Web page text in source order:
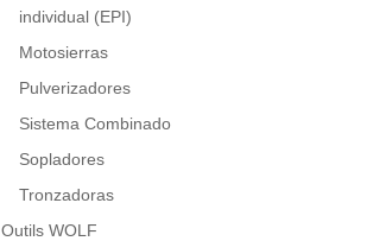
individual (EPI)
Motosierras
Pulverizadores
Sistema Combinado
Sopladores
Tronzadoras
Outils WOLF